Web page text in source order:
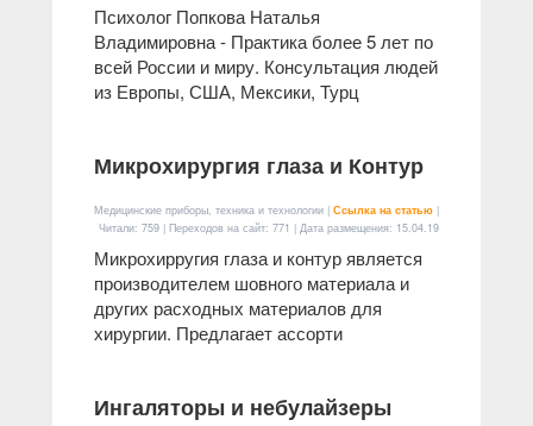
Психолог Попкова Наталья
Владимировна - Практика более 5 лет по
всей России и миру. Консультация людей
из Европы, США, Мексики, Турц
Микрохирургия глаза и Контур
Медицинские приборы, техника и технологии | Ссылка на статью |
Читали: 759 | Переходов на сайт: 771 | Дата размещения: 15.04.19
Микрохирругия глаза и контур является
производителем шовного материала и
других расходных материалов для
хирургии. Предлагает ассорти
Ингаляторы и небулайзеры